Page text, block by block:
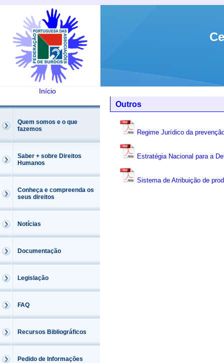
Início
Quem somos e o que
fazemos
Saber + sobre Direitos
Humanos
Conheça e compreenda os
seus direitos
Notícias
Documentação
Legislação
FAQ
Recursos Bibliográficos
Pedido de Informações
Outros
Regime Jurídico da
Estratégia Nacional para a
Sistema de Atribuição de